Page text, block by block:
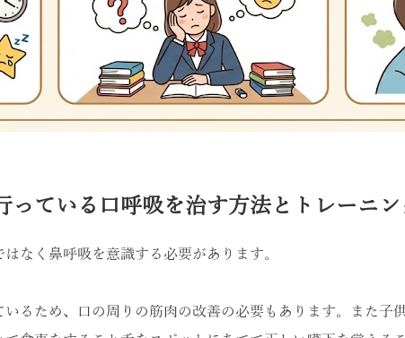
っている口呼吸を治す方法とトレーニン
なく鼻呼吸を意識する必要があります。
るため、口の周りの筋肉の改善の必要もあります。また子